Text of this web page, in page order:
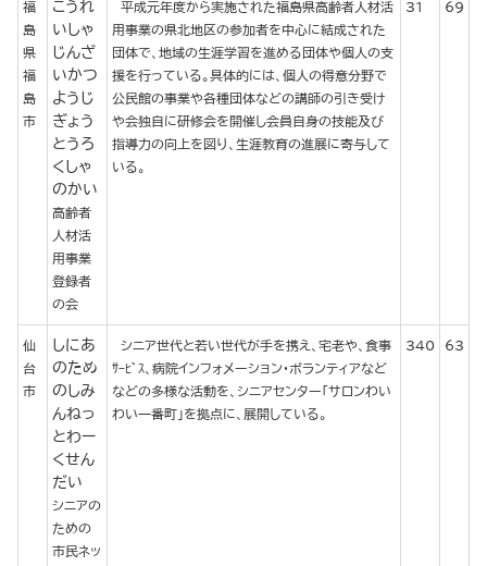
福
島
県
福
島
市
こうれ
いしゃ
じんざ
いかつ
ようじ
ぎょう
とうろ
くしゃ
のかい
高齢者
人材活
用事業
登録者
の会
平成元年度から実施された福島県高齢者人材活
用事業の県北地区の参加者を中心に結成された
団体で、地域の生涯学習を進める団体や個人の支
援を行っている。具体的には、個人の得意分野で
公民館の事業や各種団体などの講師の引き受け
や会独自に研修会を開催し会員自身の技能及び
指導力の向上を図り、生涯教育の進展に寄与して
いる。
31 69
仙
台
市
しにあ
のため
のしみ
んねっ
とわー
くせん
だい
シニアの
ための
市民ネッ
シニア世代と若い世代が手を携え、宅老や、食事
ｻｰﾋﾞｽ、病院インフォメーション・ボランティアなど
などの多様な活動を、シニアセンター「サロンわい
わい一番町」を拠点に、展開している。
340 63